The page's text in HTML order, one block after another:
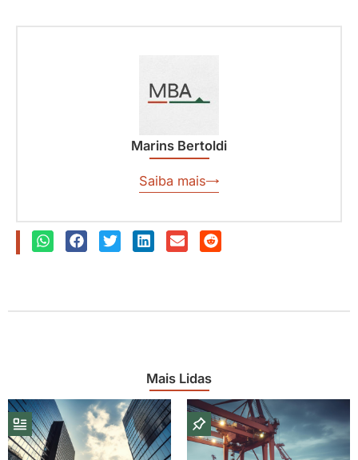
Marins Bertoldi
Saiba mais
Mais Lidas